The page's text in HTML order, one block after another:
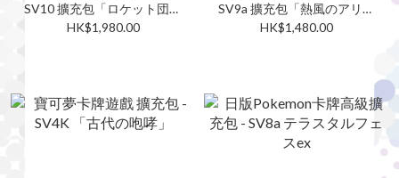
SV10 擴充包「ロケット団の
栄光」(日版)(原盒)
HK$1,980.00
SV9a 擴充包「熱風のアリー
ナ」（日版)(原盒)
HK$1,480.00